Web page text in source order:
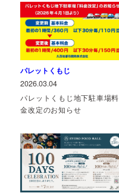
パレットくもじ
2026.03.04
パレットくもじ地下駐車場料
金改定のお知らせ